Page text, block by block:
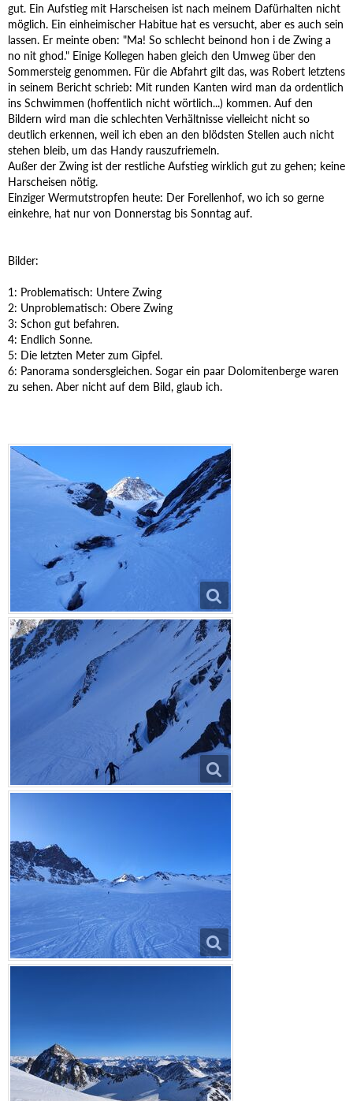
gut. Ein Aufstieg mit Harscheisen ist nach meinem Dafürhalten nicht
möglich. Ein einheimischer Habitue hat es versucht, aber es auch sein
lassen. Er meinte oben: "Ma! So schlecht beinond hon i de Zwing a
no nit ghod." Einige Kollegen haben gleich den Umweg über den
Sommersteig genommen. Für die Abfahrt gilt das, was Robert letztens
in seinem Bericht schrieb: Mit runden Kanten wird man da ordentlich
ins Schwimmen (hoffentlich nicht wörtlich...) kommen. Auf den
Bildern wird man die schlechten Verhältnisse vielleicht nicht so
deutlich erkennen, weil ich eben an den blödsten Stellen auch nicht
stehen bleib, um das Handy rauszufriemeln.
Außer der Zwing ist der restliche Aufstieg wirklich gut zu gehen; keine
Harscheisen nötig.
Einziger Wermutstropfen heute: Der Forellenhof, wo ich so gerne
einkehre, hat nur von Donnerstag bis Sonntag auf.
Bilder:
1: Problematisch: Untere Zwing
2: Unproblematisch: Obere Zwing
3: Schon gut befahren.
4: Endlich Sonne.
5: Die letzten Meter zum Gipfel.
6: Panorama sondersgleichen. Sogar ein paar Dolomitenberge waren
zu sehen. Aber nicht auf dem Bild, glaub ich.